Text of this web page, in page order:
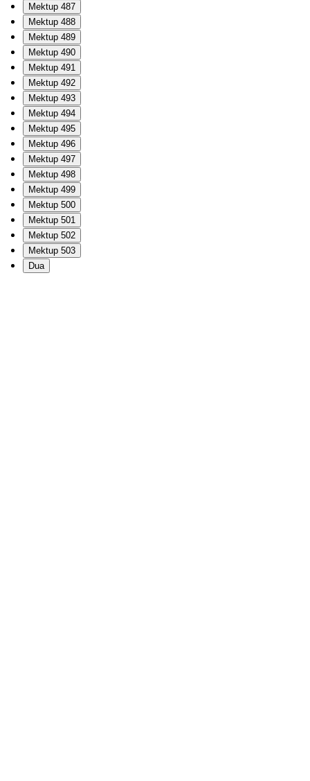
Mektup 487
Mektup 488
Mektup 489
Mektup 490
Mektup 491
Mektup 492
Mektup 493
Mektup 494
Mektup 495
Mektup 496
Mektup 497
Mektup 498
Mektup 499
Mektup 500
Mektup 501
Mektup 502
Mektup 503
Dua